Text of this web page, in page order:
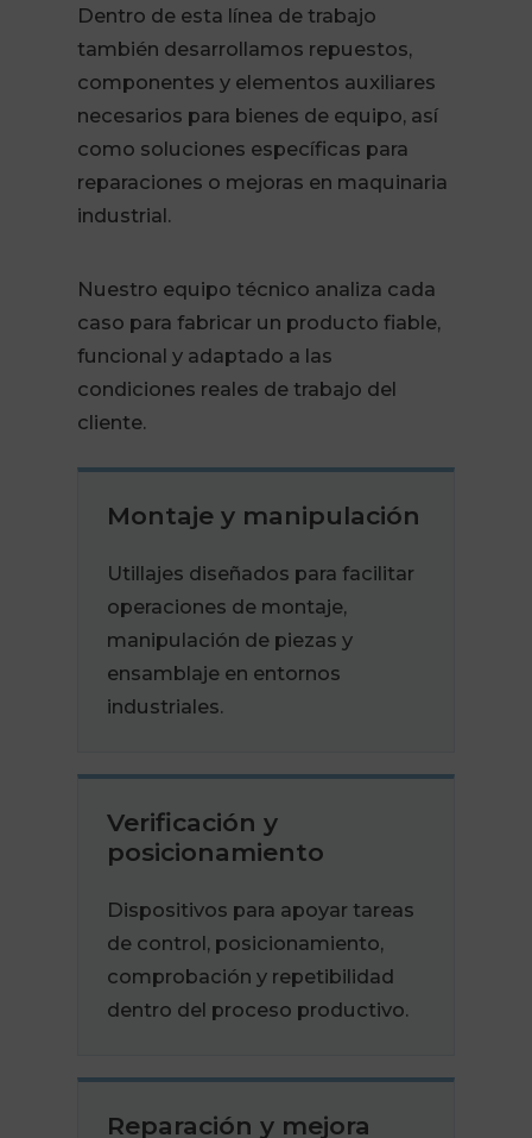
Dentro de esta línea de trabajo
también desarrollamos repuestos,
componentes y elementos auxiliares
necesarios para bienes de equipo, así
como soluciones específicas para
reparaciones o mejoras en maquinaria
industrial.
Nuestro equipo técnico analiza cada
caso para fabricar un producto fiable,
funcional y adaptado a las
condiciones reales de trabajo del
cliente.
Montaje y manipulación
Utillajes diseñados para facilitar
operaciones de montaje,
manipulación de piezas y
ensamblaje en entornos
industriales.
Verificación y
posicionamiento
Dispositivos para apoyar tareas
de control, posicionamiento,
comprobación y repetibilidad
dentro del proceso productivo.
Reparación y mejora